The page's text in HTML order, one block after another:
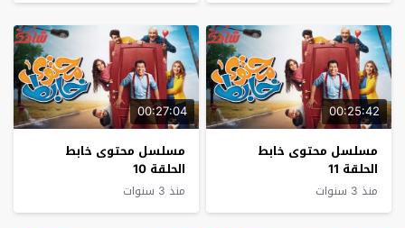
00:25:42
مسلسل محتوى خابط
الحلقة 11
منذ 3 سنوات
00:27:04
مسلسل محتوى خابط
الحلقة 10
منذ 3 سنوات